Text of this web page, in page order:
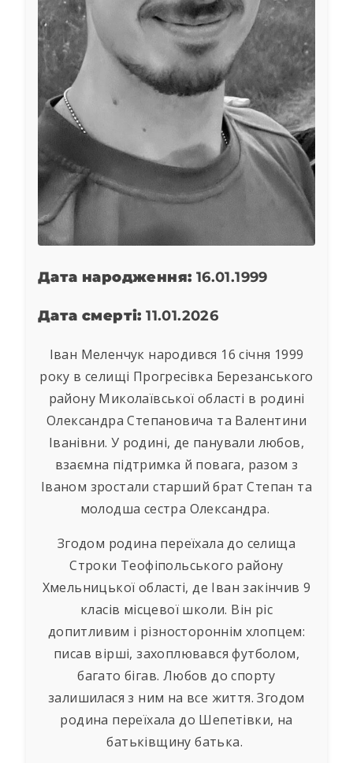
Дата народження: 16.01.1999
Дата смерті: 11.01.2026
Іван Меленчук народився 16 січня 1999
року в селищі Прогресівка Березанського
району Миколаївської області в родині
Олександра Степановича та Валентини
Іванівни. У родині, де панували любов,
взаємна підтримка й повага, разом з
Іваном зростали старший брат Степан та
молодша сестра Олександра.
Згодом родина переїхала до селища
Строки Теофіпольського району
Хмельницької області, де Іван закінчив 9
класів місцевої школи. Він ріс
допитливим і різностороннім хлопцем:
писав вірші, захоплювався футболом,
багато бігав. Любов до спорту
залишилася з ним на все життя. Згодом
родина переїхала до Шепетівки, на
батьківщину батька.